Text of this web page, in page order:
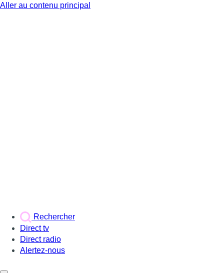
Aller au contenu principal
Rechercher
Direct tv
Direct radio
Alertez-nous